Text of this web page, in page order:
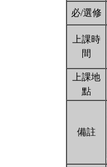
必/選修
上課時
間
上課地
點
備註